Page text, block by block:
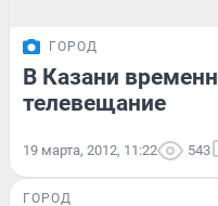
ГОРОД
В Казани
телевещание
19 марта, 2012, 11:22 543
ГОРОД